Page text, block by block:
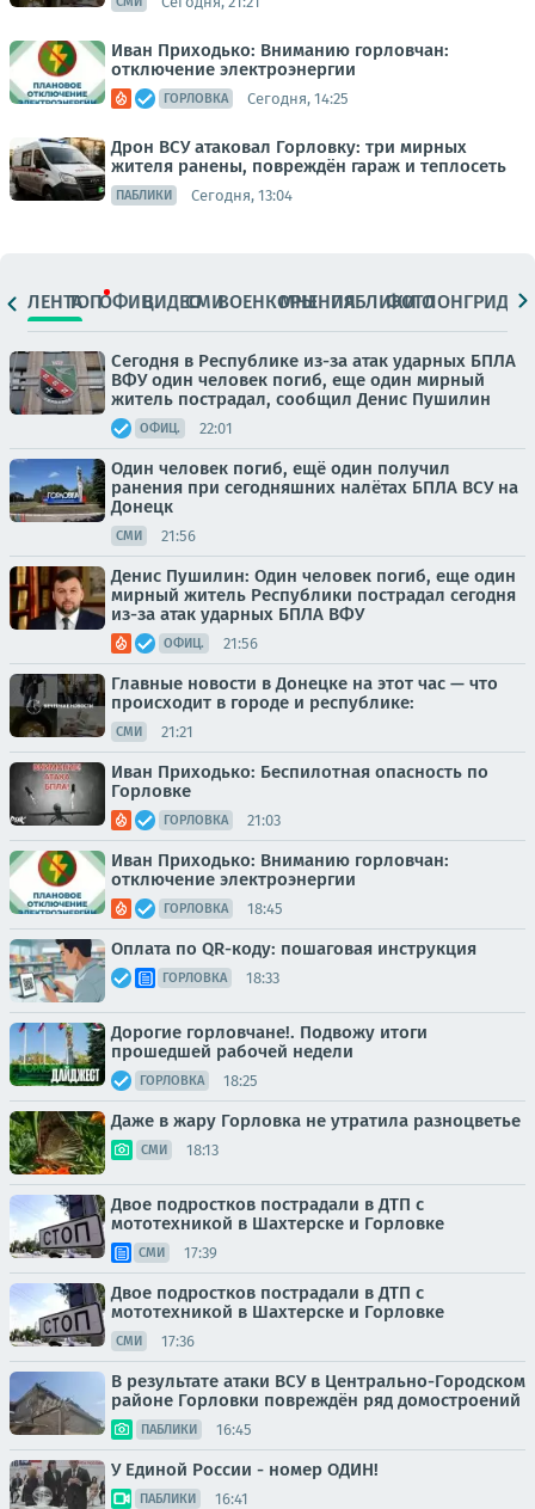
Иван Приходько: Вниманию горловчан:
отключение электроэнергии
ГОРЛОВКА Сегодня, 14:25
Дрон ВСУ атаковал Горловку: три мирных
жителя ранены, повреждён гараж и теплосеть
ПАБЛИКИ Сегодня, 13:04
ЛЕНТАТОПОФИЦ.ВИДЕОСМИВОЕНКОРЫМНЕНИЯПАБЛИКИ
ФОТОЛОНГРИДЫ
Сегодня в Республике из-за атак ударных БПЛА
ВФУ один человек погиб, еще один мирный
житель пострадал, сообщил Денис Пушилин
ОФИЦ. 22:01
Один человек погиб, ещё один получил
ранения при сегодняшних налётах БПЛА ВСУ на
Донецк
СМИ 21:56
Денис Пушилин: Один человек погиб, еще один
мирный житель Республики пострадал сегодня
из-за атак ударных БПЛА ВФУ
ОФИЦ. 21:56
Главные новости в Донецке на этот час — что
происходит в городе и республике:
СМИ 21:21
Иван Приходько: Беспилотная опасность по
Горловке
ГОРЛОВКА 21:03
Иван Приходько: Вниманию горловчан:
отключение электроэнергии
ГОРЛОВКА 18:45
Оплата по QR-коду: пошаговая инструкция
ГОРЛОВКА 18:33
Дорогие горловчане!. Подвожу итоги
прошедшей рабочей недели
ГОРЛОВКА 18:25
Даже в жару Горловка не утратила разноцветье
СМИ 18:13
Двое подростков пострадали в ДТП с
мототехникой в Шахтерске и Горловке
СМИ 17:39
Двое подростков пострадали в ДТП с
мототехникой в Шахтерске и Горловке
СМИ 17:36
В результате атаки ВСУ в Центрально-Городском
районе Горловки повреждён ряд домостроений
ПАБЛИКИ 16:45
У Единой России - номер ОДИН!
ПАБЛИКИ 16:41